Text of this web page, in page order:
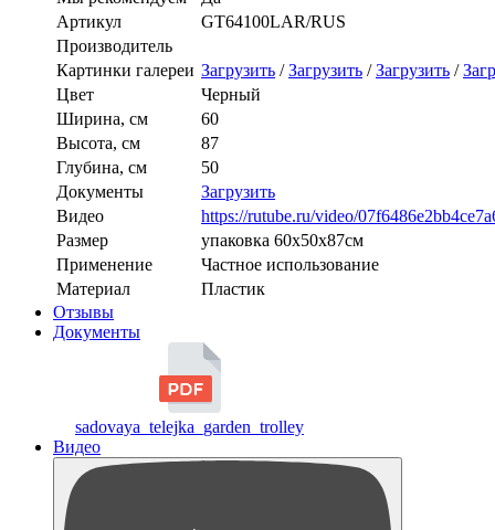
Артикул
GT64100LAR/RUS
Производитель
Картинки галереи Загрузить /Загрузить /Загрузить /
Цвет
Черный
Ширина, см
60
Высота, см
87
Глубина, см
50
Документы
Загрузить
Видео
https://rutube.ru/video/
Размер
упаковка 60х50х87см
Применение
Частное использование
Материал
Пластик
Отзывы
Документы
sadovaya_telejka_garden_trolley
Видео